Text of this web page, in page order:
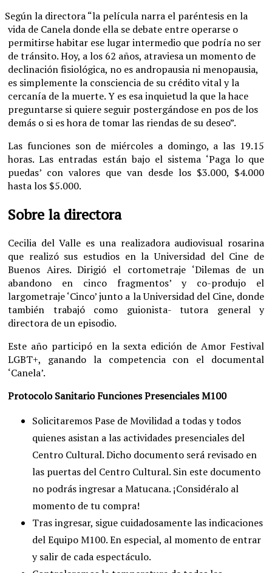
Según la directora “la película narra el paréntesis en la
vida de Canela donde ella se debate entre operarse o
permitirse habitar ese lugar intermedio que podría no ser
de tránsito. Hoy, a los 62 años, atraviesa un momento de
declinación fisiológica, no es andropausia ni menopausia,
es simplemente la consciencia de su crédito vital y la
cercanía de la muerte. Y es esa inquietud la que la hace
preguntarse si quiere seguir postergándose en pos de los
demás o si es hora de tomar las riendas de su deseo”.
Las funciones son de miércoles a domingo, a las 19.15
horas. Las entradas están bajo el sistema ‘Paga lo que
puedas’ con valores que van desde los $3.000, $4.000
hasta los $5.000.
Sobre la directora
Cecilia del Valle es una realizadora audiovisual rosarina
que realizó sus estudios en la Universidad del Cine de
Buenos Aires. Dirigió el cortometraje ‘Dilemas de un
abandono en cinco fragmentos’ y co-produjo el
largometraje ‘Cinco’ junto a la Universidad del Cine, donde
también trabajó como guionista- tutora general y
directora de un episodio.
Este año participó en la sexta edición de Amor Festival
LGBT+, ganando la competencia con el documental
‘Canela’.
Protocolo Sanitario Funciones Presenciales M100
Solicitaremos Pase de Movilidad a todas y todos
quienes asistan a las actividades presenciales del
Centro Cultural. Dicho documento será revisado en
las puertas del Centro Cultural. Sin este documento
no podrás ingresar a Matucana. ¡Considéralo al
momento de tu compra!
Tras ingresar, sigue cuidadosamente las indicaciones
del Equipo M100. En especial, al momento de entrar
y salir de cada espectáculo.